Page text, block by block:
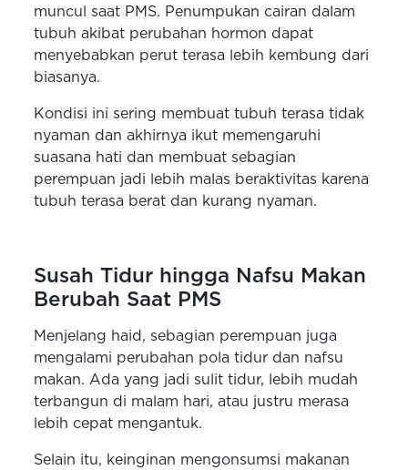
muncul saat PMS. Penumpukan cairan dalam
tubuh akibat perubahan hormon dapat
menyebabkan perut terasa lebih kembung dari
biasanya.
Kondisi ini sering membuat tubuh terasa tidak
nyaman dan akhirnya ikut memengaruhi
suasana hati dan membuat sebagian
perempuan jadi lebih malas beraktivitas karena
tubuh terasa berat dan kurang nyaman.
Susah Tidur hingga Nafsu Makan
Berubah Saat PMS
Menjelang haid, sebagian perempuan juga
mengalami perubahan pola tidur dan nafsu
makan. Ada yang jadi sulit tidur, lebih mudah
terbangun di malam hari, atau justru merasa
lebih cepat mengantuk.
Selain itu, keinginan mengonsumsi makanan